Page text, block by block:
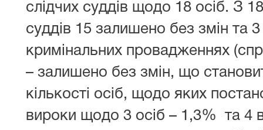
слідчих суддів щодо 18 осіб. З
суддів 15 залишено без змін та
кримінальних провадженнях
– залишено без змін, що
кількості осіб, щодо яких
вироки щодо 3 осіб – 1,3% та 4